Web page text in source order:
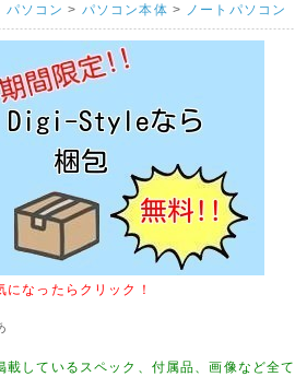
ーをご確認ください。
る恐れがあります。
ご了承の上ご注文を頂きます様お願い申
お客様へ
パソコン > パソコン本体 > ノートパソコン
になったらクリック！
載しているスペック、付属品、画像など全て